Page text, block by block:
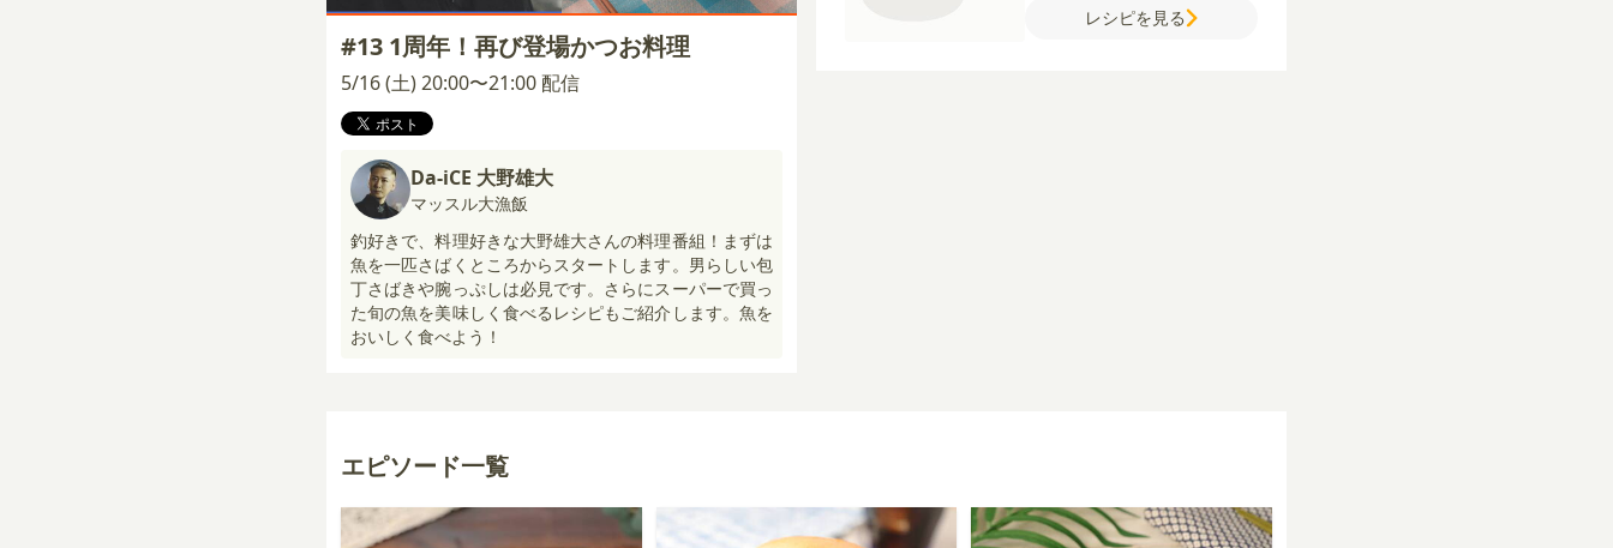
#13 1周年！再び登場かつお料理
5/16 (土) 20:00〜21:00 配信
Da-iCE 大野雄大
マッスル大漁飯
釣好きで、料理好きな大野雄大さんの料理番組！まずは
魚を一匹さばくところからスタートします。男らしい包
丁さばきや腕っぷしは必見です。さらにスーパーで買っ
た旬の魚を美味しく食べるレシピもご紹介します。魚を
おいしく食べよう！
【付け合せ】かいわれ大根
レシピを見る
エピソード一覧